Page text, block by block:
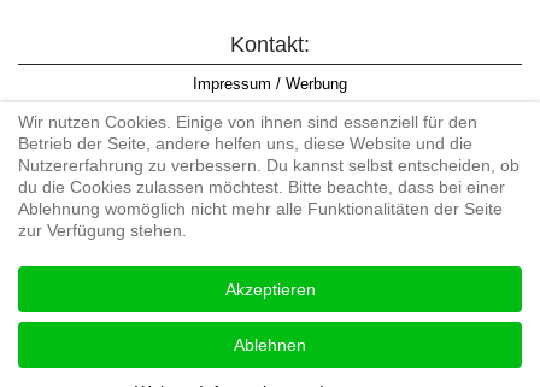
Kontakt:
Impressum / Werbung
Informationspflicht WKO
AGB
#enduroaustria, #wirlebenenduro #enduroaustriaracingteam
Enduro-Austria, Enduro, Endurosport, Endurocross, Endurotraining,
Endurotouren, Endurorennen, Hardenduro, Extreme Enduro
Wir nutzen Cookies. Einige von ihnen sind essenziell für den
Betrieb der Seite, andere helfen uns, diese Website und die
Nutzererfahrung zu verbessern. Du kannst selbst entscheiden, ob
du die Cookies zulassen möchtest. Bitte beachte, dass bei einer
Ablehnung womöglich nicht mehr alle Funktionalitäten der Seite
zur Verfügung stehen.
Akzeptieren
Ablehnen